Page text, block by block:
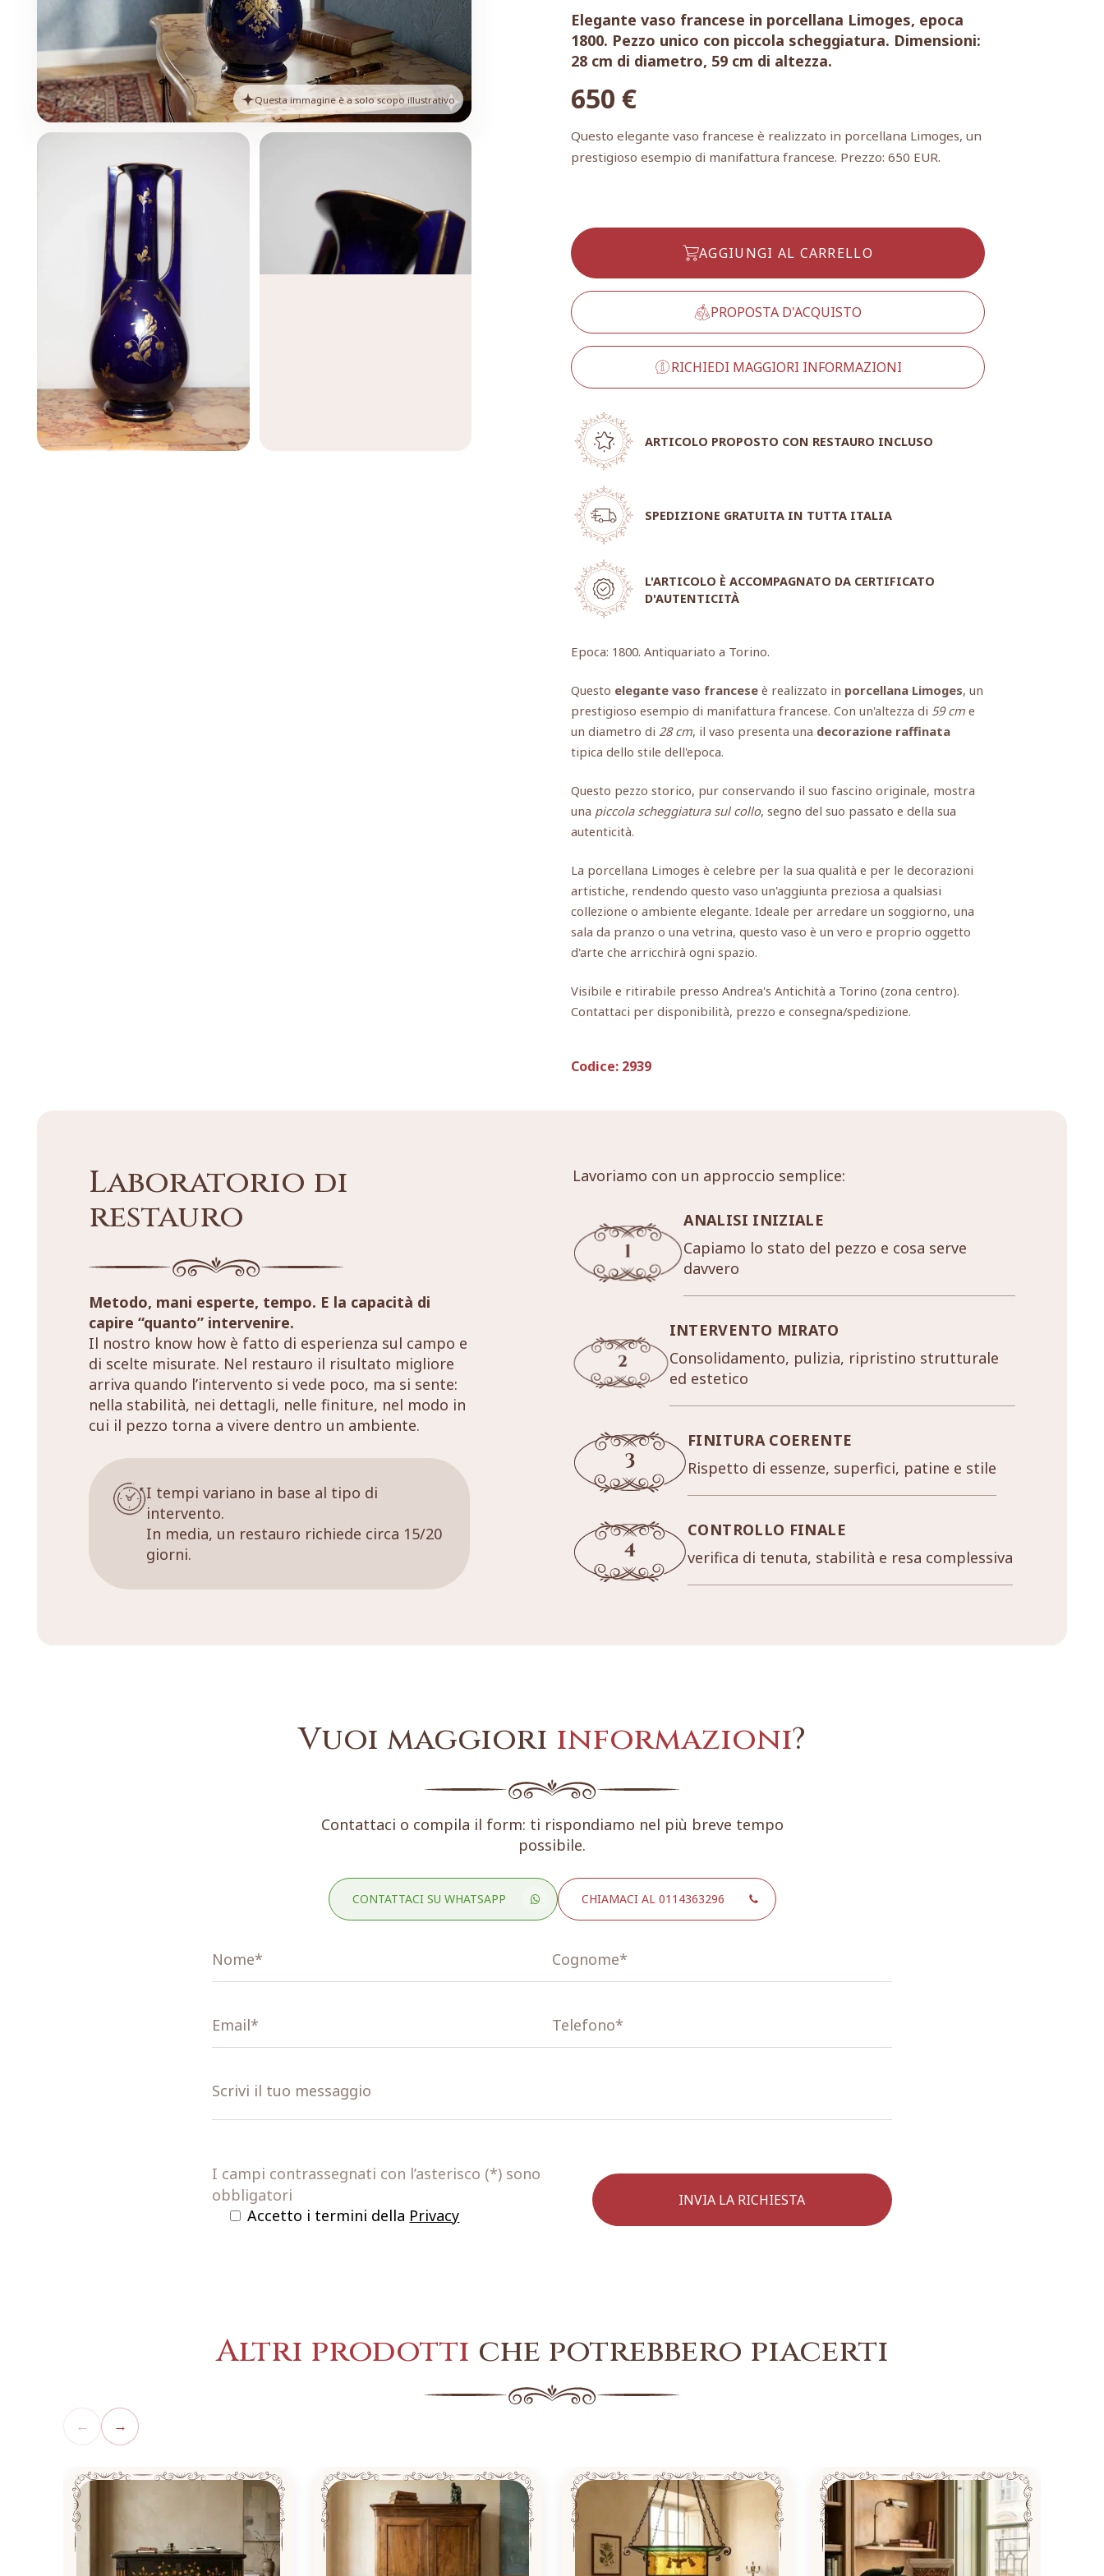
Questa immagine è a solo scopo illustrativo
Elegante vaso francese in porcellana Limoges, epoca
1800. Pezzo unico con piccola scheggiatura. Dimensioni:
28 cm di diametro, 59 cm di altezza.
650 €
Questo elegante vaso francese è realizzato in porcellana Limoges, un
prestigioso esempio di manifattura francese. Prezzo: 650 EUR.
AGGIUNGI AL CARRELLO
PROPOSTA D'ACQUISTO
RICHIEDI MAGGIORI INFORMAZIONI
ARTICOLO PROPOSTO CON RESTAURO INCLUSO
SPEDIZIONE GRATUITA IN TUTTA ITALIA
L'ARTICOLO È ACCOMPAGNATO DA CERTIFICATO
D'AUTENTICITÀ
Epoca: 1800. Antiquariato a Torino.
Questo elegante vaso francese è realizzato in porcellana Limoges, un
prestigioso esempio di manifattura francese. Con un'altezza di 59 cm e
un diametro di 28 cm, il vaso presenta una decorazione raffinata
tipica dello stile dell'epoca.
Questo pezzo storico, pur conservando il suo fascino originale, mostra
una piccola scheggiatura sul collo, segno del suo passato e della sua
autenticità.
La porcellana Limoges è celebre per la sua qualità e per le decorazioni
artistiche, rendendo questo vaso un'aggiunta preziosa a qualsiasi
collezione o ambiente elegante. Ideale per arredare un soggiorno, una
sala da pranzo o una vetrina, questo vaso è un vero e proprio oggetto
d'arte che arricchirà ogni spazio.
Visibile e ritirabile presso Andrea's Antichità a Torino (zona centro).
Contattaci per disponibilità, prezzo e consegna/spedizione.
Codice: 2939
Laboratorio di
restauro
Metodo, mani esperte, tempo. E la capacità di
capire “quanto” intervenire.
Il nostro know how è fatto di esperienza sul campo e
di scelte misurate. Nel restauro il risultato migliore
arriva quando l’intervento si vede poco, ma si sente:
nella stabilità, nei dettagli, nelle finiture, nel modo in
cui il pezzo torna a vivere dentro un ambiente.
I tempi variano in base al tipo di
intervento.
In media, un restauro richiede circa 15/20
giorni.
Lavoriamo con un approccio semplice:
ANALISI INIZIALE
Capiamo lo stato del pezzo e cosa serve
davvero
INTERVENTO MIRATO
Consolidamento, pulizia, ripristino strutturale
ed estetico
FINITURA COERENTE
Rispetto di essenze, superfici, patine e stile
CONTROLLO FINALE
verifica di tenuta, stabilità e resa complessiva
Vuoi maggiori informazioni?
Contattaci o compila il form: ti rispondiamo nel più breve tempo
possibile.
CONTATTACI SU WHATSAPP CHIAMACI AL 0114363296
I campi contrassegnati con l’asterisco (*) sono
obbligatori
Accetto i termini della Privacy
Altri prodotti che potrebbero piacerti
← →